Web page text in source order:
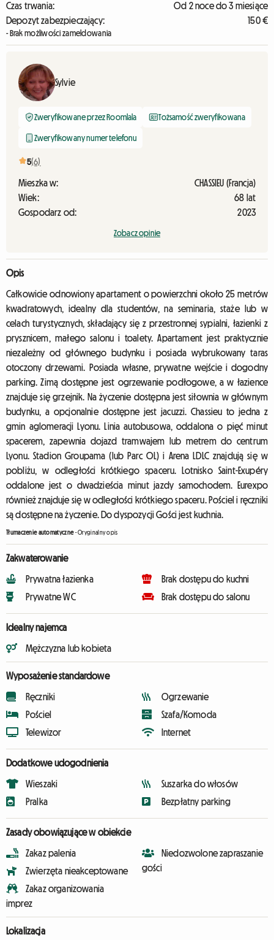
Czas trwania:
Od 2 noce do 3 miesiące
Depozyt zabezpieczający:
150 €
- Brak możliwości zameldowania
Sylvie
Zweryfikowane przez Roomlala Tożsamość zweryfikowana
Zweryfikowany numer telefonu
5(6)
Mieszka w:
CHASSIEU (Francja)
Wiek:
68 lat
Gospodarz od:
2023
Zobacz opinie
Opis
Całkowicie odnowiony apartament o powierzchni około 25 metrów
kwadratowych, idealny dla studentów, na seminaria, staże lub w
celach turystycznych, składający się z przestronnej sypialni, łazienki z
prysznicem, małego salonu i toalety. Apartament jest praktycznie
niezależny od głównego budynku i posiada wybrukowany taras
otoczony drzewami. Posiada własne, prywatne wejście i dogodny
parking. Zimą dostępne jest ogrzewanie podłogowe, a w łazience
znajduje się grzejnik. Na życzenie dostępna jest siłownia w głównym
budynku, a opcjonalnie dostępne jest jacuzzi. Chassieu to jedna z
gmin aglomeracji Lyonu. Linia autobusowa, oddalona o pięć minut
spacerem, zapewnia dojazd tramwajem lub metrem do centrum
Lyonu. Stadion Groupama (lub Parc OL) i Arena LDLC znajdują się w
pobliżu, w odległości krótkiego spaceru. Lotnisko Saint-Exupéry
oddalone jest o dwadzieścia minut jazdy samochodem. Eurexpo
również znajduje się w odległości krótkiego spaceru. Pościel i ręczniki
są dostępne na życzenie. Do dyspozycji Gości jest kuchnia.
Tłumaczenie automatyczne-Oryginalny opis
Zakwaterowanie
Prywatna łazienka
Prywatne WC
Brak dostępu do kuchni
Brak dostępu do salonu
Idealny najemca
Mężczyzna lub kobieta
Wyposażenie standardowe
Ręczniki
Pościel
Telewizor
Ogrzewanie
Szafa/Komoda
Internet
Dodatkowe udogodnienia
Wieszaki
Pralka
Suszarka do włosów
Bezpłatny parking
Zasady obowiązujące w obiekcie
Zakaz palenia
Zwierzęta nieakceptowane
Zakaz organizowania
imprez
Niedozwolone zapraszanie
gości
Lokalizacja